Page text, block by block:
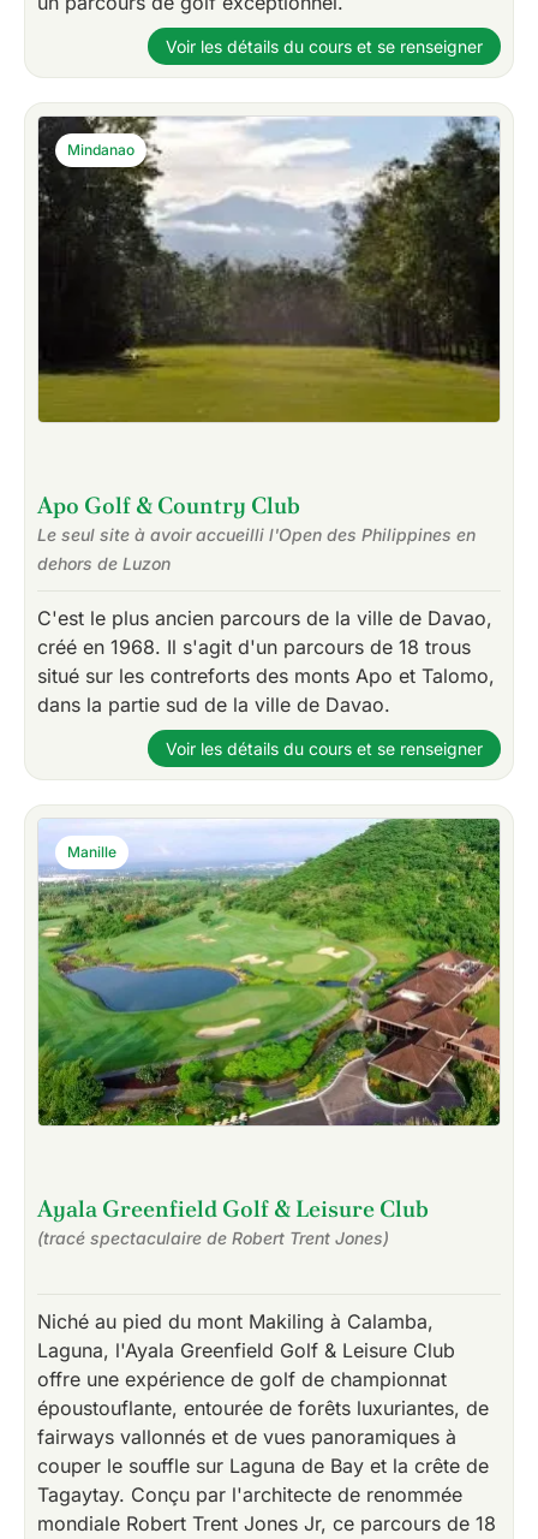
Voir les détails du cours et se renseigner
Apo Golf & Country Club
Le seul site à avoir accueilli l'Open des Philippines en
dehors de Luzon
C'est le plus ancien parcours de la ville de Davao,
créé en 1968. Il s'agit d'un parcours de 18 trous
situé sur les contreforts des monts Apo et Talomo,
dans la partie sud de la ville de Davao.
Mindanao
Voir les détails du cours et se renseigner
Ayala Greenfield Golf & Leisure Club
(tracé spectaculaire de Robert Trent Jones)
Niché au pied du mont Makiling à Calamba,
Laguna, l'Ayala Greenfield Golf & Leisure Club
offre une expérience de golf de championnat
époustouflante, entourée de forêts luxuriantes, de
fairways vallonnés et de vues panoramiques à
couper le souffle sur Laguna de Bay et la crête de
Tagaytay. Conçu par l'architecte de renommée
mondiale Robert Trent Jones Jr, ce parcours de 18
Manille